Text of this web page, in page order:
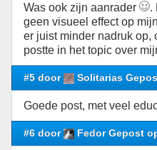
Was ook zijn aanrader
.
geen visueel effect op
er juist minder nadruk op,
postte in het topic over
#5 door Solitarias
Goede post, met veel
#6 door Fedor Gepost